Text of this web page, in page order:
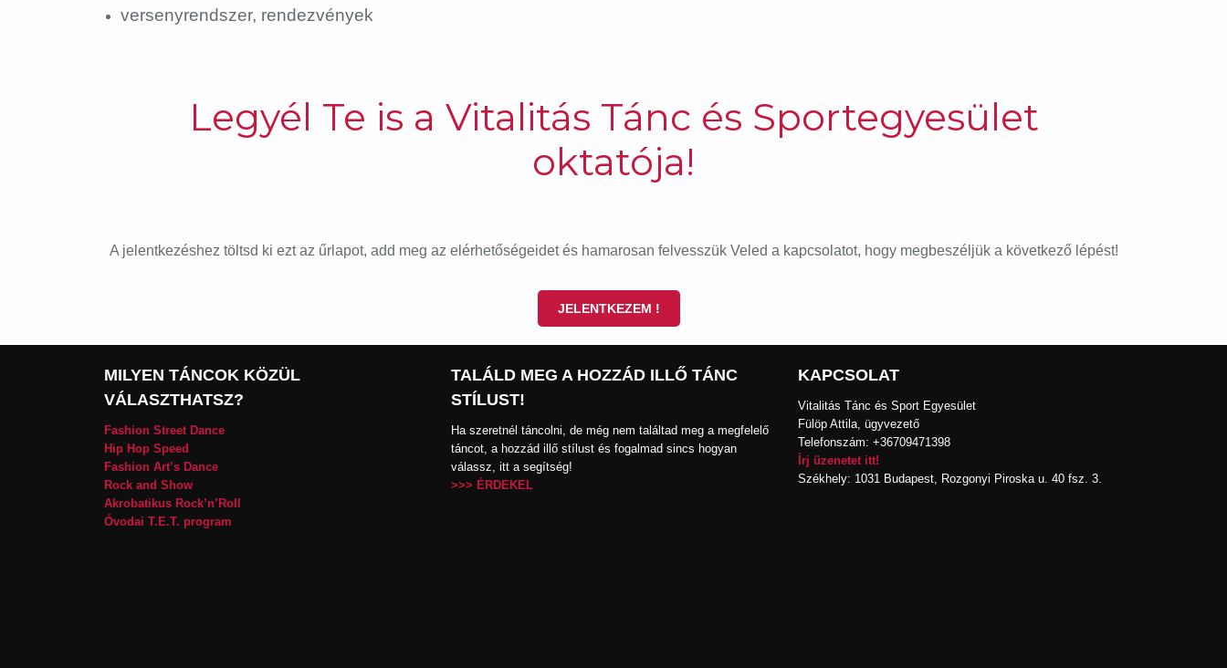
versenyrendszer, rendezvények
Legyél Te is a Vitalitás Tánc és Sportegyesület
oktatója!
A jelentkezéshez töltsd ki ezt az űrlapot, add meg az elérhetőségeidet és hamarosan felvesszük Veled a kapcsolatot, hogy megbeszéljük a következő lépést!
JELENTKEZEM !
MILYEN TÁNCOK KÖZÜL
VÁLASZTHATSZ?
Fashion Street Dance
Hip Hop Speed
Fashion Art’s Dance
Rock and Show
Akrobatikus Rock’n’Roll
Óvodai T.E.T. program
TALÁLD MEG A HOZZÁD ILLŐ TÁNC
STÍLUST!
Ha szeretnél táncolni, de még nem találtad meg a megfelelő
táncot, a hozzád illő stílust és fogalmad sincs hogyan
válassz, itt a segítség!
>>> ÉRDEKEL
KAPCSOLAT
Vitalitás Tánc és Sport Egyesület
Fülöp Attila, ügyvezető
Telefonszám: +36709471398
Írj üzenetet itt!
Székhely: 1031 Budapest, Rozgonyi Piroska u. 40 fsz. 3.